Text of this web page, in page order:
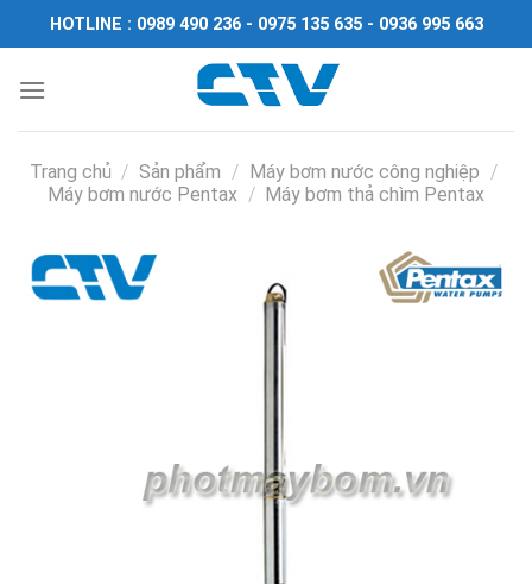
Chuyển
đến
dung
HOTLINE : 0989 490 236 - 0975 135 635 - 0936 995 663
Trang chủ / Sản phẩm / Máy bơm nước công nghiệp /
Máy bơm nước Pentax / Máy bơm thả chìm Pentax